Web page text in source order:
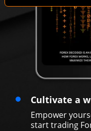
Cultivate a
Empower
start trading